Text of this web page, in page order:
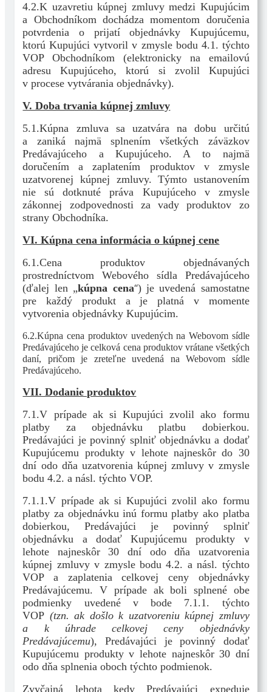
4.2.K uzavretiu kúpnej zmluvy medzi Kupujúcim
a Obchodníkom dochádza momentom doručenia
potvrdenia o prijatí objednávky Kupujúcemu,
ktorú Kupujúci vytvoril v zmysle bodu 4.1. týchto
VOP Obchodníkom (elektronicky na emailovú
adresu Kupujúceho, ktorú si zvolil Kupujúci
v procese vytvárania objednávky).
V. Doba trvania kúpnej zmluvy
5.1.Kúpna zmluva sa uzatvára na dobu určitú
a zaniká najmä splnením všetkých záväzkov
Predávajúceho a Kupujúceho. A to najmä
doručením a zaplatením produktov v zmysle
uzatvorenej kúpnej zmluvy. Týmto ustanovením
nie sú dotknuté práva Kupujúceho v zmysle
zákonnej zodpovednosti za vady produktov zo
strany Obchodníka.
VI. Kúpna cena informácia o kúpnej cene
6.1.Cena produktov objednávaných
prostredníctvom Webového sídla Predávajúceho
(ďalej len „kúpna cena“) je uvedená samostatne
pre každý produkt a je platná v momente
vytvorenia objednávky Kupujúcim.
6.2.Kúpna cena produktov uvedených na Webovom sídle
Predávajúceho je celková cena produktov vrátane všetkých
daní, pričom je zreteľne uvedená na Webovom sídle
Predávajúceho.
VII. Dodanie produktov
7.1.V prípade ak si Kupujúci zvolil ako formu
platby za objednávku platbu dobierkou.
Predávajúci je povinný splniť objednávku a dodať
Kupujúcemu produkty v lehote najneskôr do 30
dní odo dňa uzatvorenia kúpnej zmluvy v zmysle
bodu 4.2. a násl. týchto VOP.
7.1.1.V prípade ak si Kupujúci zvolil ako formu
platby za objednávku inú formu platby ako platba
dobierkou, Predávajúci je povinný splniť
objednávku a dodať Kupujúcemu produkty v
lehote najneskôr 30 dní odo dňa uzatvorenia
kúpnej zmluvy v zmysle bodu 4.2. a násl. týchto
VOP a zaplatenia celkovej ceny objednávky
Predávajúcemu. V prípade ak boli splnené obe
podmienky uvedené v bode 7.1.1. týchto
VOP (tzn. ak došlo k uzatvoreniu kúpnej zmluvy
a k úhrade celkovej ceny objednávky
Predávajúcemu), Predávajúci je povinný dodať
Kupujúcemu produkty v lehote najneskôr 30 dní
odo dňa splnenia oboch týchto podmienok.
Zvyčajná lehota kedy Predávajúci expeduje